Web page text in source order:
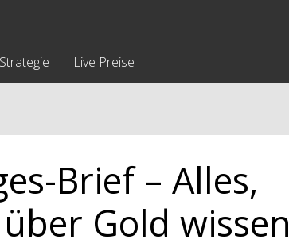
Live Preise
Brief – Alles,
Gold wissen